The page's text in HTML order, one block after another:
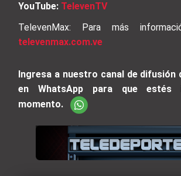
YouTube: TelevenTV
TelevenMax: Para más
televenmax.com.ve
Ingresa a nuestro canal de difusión
en WhatsApp para que estés
momento.